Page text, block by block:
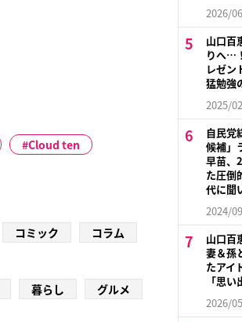
Cloud ten
コミック
コラム
暮らし グルメ
2026/
山口百
りへ…
レゼン
猛勉強
2025/
自民党
候補」
早苗、
た圧倒
代に聞
2024/
山口百
妻＆孫
たアイ
「思い
2026/